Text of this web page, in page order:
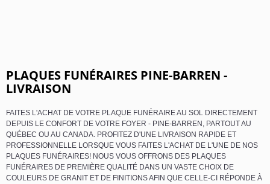
PLAQUES FUNÉRAIRES PINE-BARREN -
LIVRAISON
FAITES L'ACHAT DE VOTRE PLAQUE FUNÉRAIRE AU SOL DIRECTEMENT
DEPUIS LE CONFORT DE VOTRE FOYER - PINE-BARREN, PARTOUT AU
QUÉBEC OU AU CANADA. PROFITEZ D'UNE LIVRAISON RAPIDE ET
PROFESSIONNELLE LORSQUE VOUS FAITES L'ACHAT DE L'UNE DE NOS
PLAQUES FUNÉRAIRES! NOUS VOUS OFFRONS DES PLAQUES
FUNÉRAIRES DE PREMIÈRE QUALITÉ DANS UN VASTE CHOIX DE
COULEURS DE GRANIT ET DE FINITIONS AFIN QUE CELLE-CI RÉPONDE À